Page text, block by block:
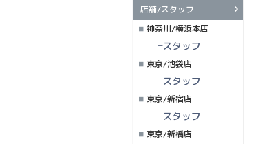
店舗/スタッフ
神奈川/横浜本店
└スタッフ
東京/池袋店
└スタッフ
東京/新宿店
└スタッフ
東京/新橋店